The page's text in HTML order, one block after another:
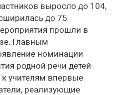
выросло до 104,
до 75
прошли в
Главным
номинации
родной речи детей
учителям впервые
реализующие